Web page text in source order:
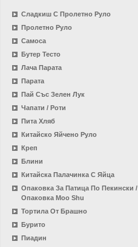
Сладкиш С Пролетно Руло
Пролетно Руло
Самоса
Бутер Тесто
Лача Парата
Парата
Пай Със Зелен Лук
Чапати / Роти
Пита Хляб
Китайско Яйчено Руло
Креп
Блини
Китайска Палачинка С Яйца
Опаковка За Патица По Пекински /
Опаковка Moo Shu
Тортила От Брашно
Бурито
Пиадин